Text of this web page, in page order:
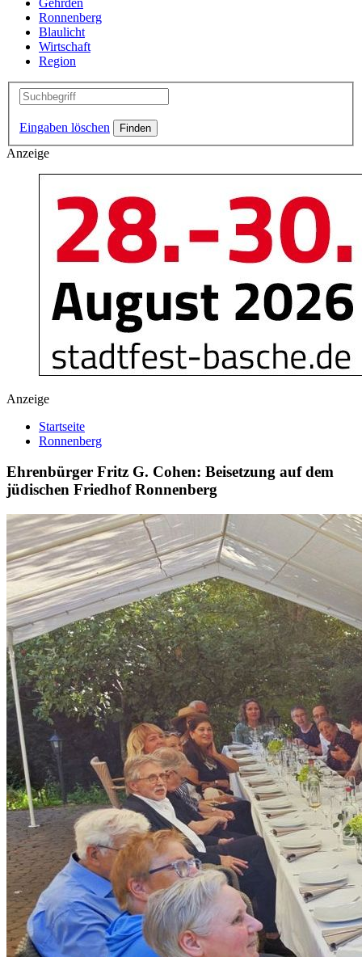
Gehrden
Ronnenberg
Blaulicht
Wirtschaft
Region
Eingaben löschen
Anzeige
Anzeige
Startseite
Ronnenberg
Ehrenbürger Fritz G. Cohen: Beisetzung auf dem
jüdischen Friedhof Ronnenberg